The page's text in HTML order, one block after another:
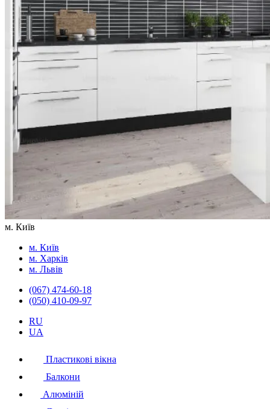
м. Київ
м. Київ
м. Харків
м. Львів
(067) 474-60-18
(050) 410-09-97
RU
UA
Пластикові вікна
Балкони
Алюміній